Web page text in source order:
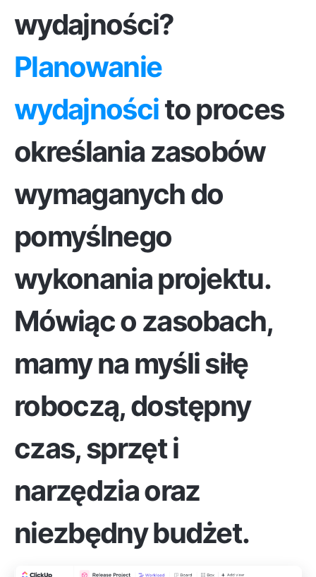
wydajności?
Planowanie
wydajnościto proces
określania zasobów
wymaganych do
pomyślnego
wykonania projektu.
Mówiąc o zasobach,
mamy na myśli siłę
roboczą, dostępny
czas, sprzęt i
narzędzia oraz
niezbędny budżet.